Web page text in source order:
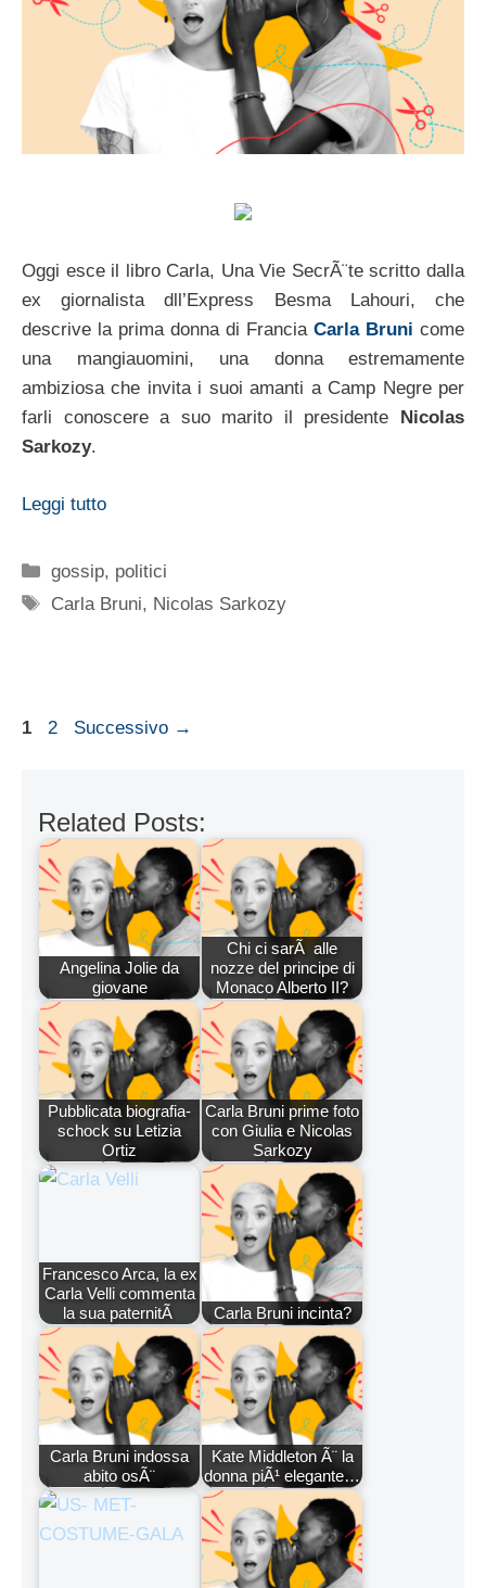
Oggi esce il libro Carla, Una Vie SecrÃ¨te scritto dalla
ex giornalista dll’Express Besma Lahouri, che
descrive la prima donna di Francia Carla Bruni come
una mangiauomini, una donna estremamente
ambiziosa che invita i suoi amanti a Camp Negre per
farli conoscere a suo marito il presidente Nicolas
Sarkozy.
Leggi tutto
Categorie
gossip, politici
Tag
Carla Bruni, Nicolas Sarkozy
Pagina
1 Pagina
2 Successivo →
Related Posts:
Angelina Jolie da
giovane
Chi ci sarÃ alle
nozze del principe di
Monaco Alberto II?
Pubblicata biografia-
schock su Letizia
Ortiz
Carla Bruni prime foto
con Giulia e Nicolas
Sarkozy
Francesco Arca, la ex
Carla Velli commenta
la sua paternitÃ
Carla Bruni incinta?
Carla Bruni indossa
abito osÃ¨
Kate Middleton Ã¨ la
donna piÃ¹ elegante…